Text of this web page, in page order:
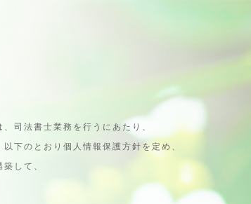
司法書士業務を行うにあたり、
下のとおり個人情報保護方針を定め、
して、